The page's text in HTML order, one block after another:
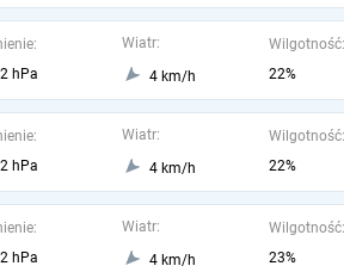
hPa
Wiatr:
4 km/h
Wilgotność:
22%
hPa
Wiatr:
4 km/h
Wilgotność:
22%
hPa
Wiatr:
4 km/h
Wilgotność:
23%